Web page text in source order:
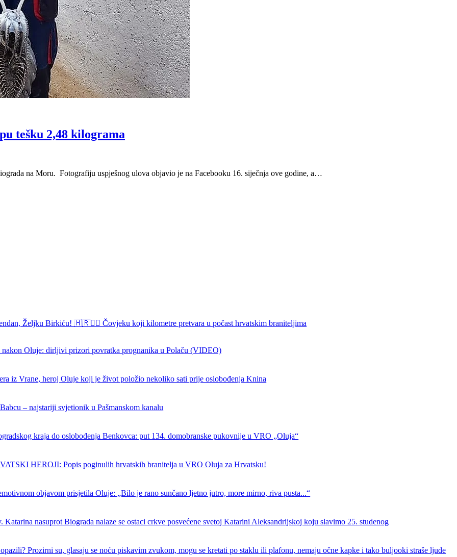
tešku 2,48 kilograma
na Moru. Fotografiju uspješnog ulova objavio je na Facebooku 16. siječnja ove godine, a…
Željku Birkiću! 🇭🇷🏃‍♂️ Čovjeku koji kilometre pretvara u počast hrvatskim braniteljima
nakon Oluje: dirljivi prizori povratka prognanika u Polaču (VIDEO)
iz Vrane, heroj Oluje koji je život položio nekoliko sati prije oslobođenja Knina
– najstariji svjetionik u Pašmanskom kanalu
kraja do oslobođenja Benkovca: put 134. domobranske pukovnije u VRO „Oluja“
HEROJI: Popis poginulih hrvatskih branitelja u VRO Oluja za Hrvatsku!
objavom prisjetila Oluje: „Bilo je rano sunčano ljetno jutro, more mirno, riva pusta...“
Katarina nasuprot Biograda nalaze se ostaci crkve posvećene svetoj Katarini Aleksandrijskoj koju slavimo 25. studenog
Prozirni su, glasaju se noću piskavim zvukom, mogu se kretati po staklu ili plafonu, nemaju očne kapke i tako buljooki straše ljude